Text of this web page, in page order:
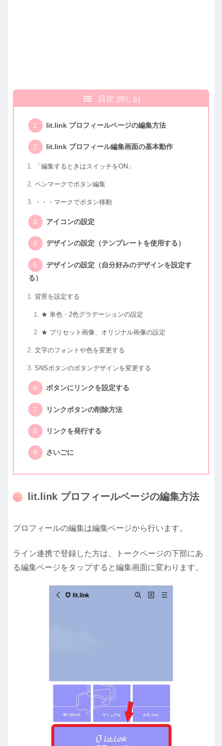
目次
lit.link プロフィールページの編集方法
lit.link プロフィール編集画面の基本動作
「編集するときはスイッチをON」
ペンマークでボタン編集
・・・マークでボタン移動
アイコンの設定
デザインの設定（テンプレートを使用する）
デザインの設定（自分好みのデザインを設定す
る）
背景を設定する
★ 単色・2色グラデーションの設定
★ プリセット画像、オリジナル画像の設定
文字のフォントや色を変更する
SNSボタンのボタンデザインを変更する
ボタンにリンクを設定する
リンクボタンの削除方法
リンクを発行する
さいごに
lit.link プロフィールページの編集方法
プロフィールの編集は編集ページから行います。
ライン連携で登録した方は、トークページの下部にあ
る編集ページをタップすると編集画面に変わります。